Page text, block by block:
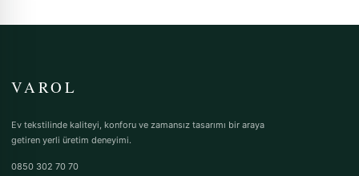
VAROL
Ev tekstilinde kaliteyi, konforu ve zamansız tasarımı bir araya
getiren yerli üretim deneyimi.
0850 302 70 70